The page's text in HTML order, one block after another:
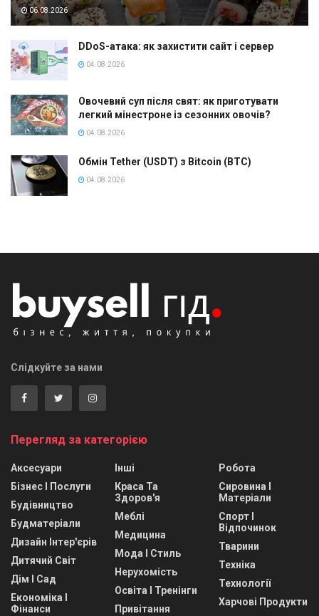
06.08.2026
DDoS-атака: як захистити сайт і сервер
04.08.2026
Овочевий суп після свят: як приготувати
легкий мінестроне із сезонних овочів?
04.08.2026
Обмін Tether (USDT) з Bitcoin (BTC)
04.08.2026
Слідкуйте за нами
Перегляд за категорією
Аксесуари
Бізнес І Послуги
Будівництво
Будматеріали
Дизайн Інтер'єрів
Дитячий Світ
Дім І Сад
Економіка І
Фінанси
Інші
Краса Та
Здоров'я
Меблі
Медицина
Мода І Стиль
Нерухомість
Освіта І Тренінги
Привітання
Робота
Сировина І
Матеріали
Спорт І
Відпочинок
Тварини
Техніка
Технології
Харчові Продукти